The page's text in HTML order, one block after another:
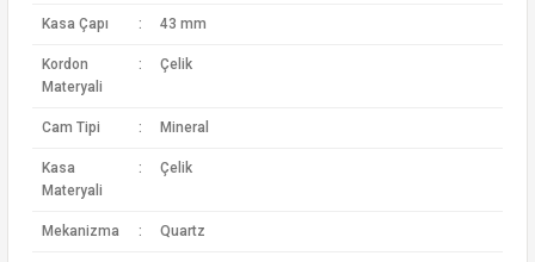
Kasa Çapı : 43 mm
Kordon
Materyali
: Çelik
Cam Tipi : Mineral
Kasa
Materyali
: Çelik
Mekanizma : Quartz